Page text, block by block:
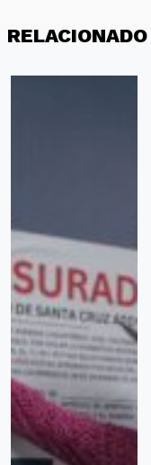
RELACIONADO